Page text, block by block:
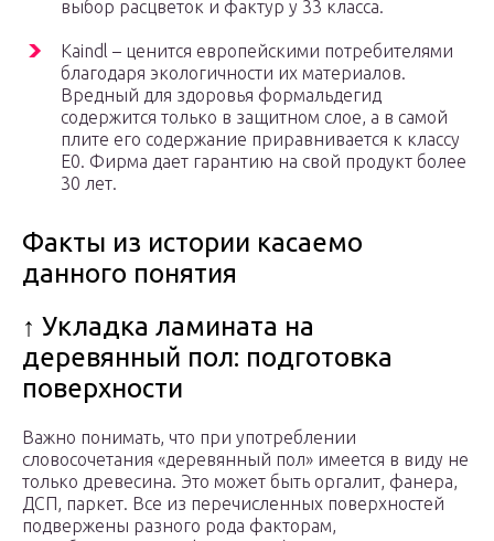
выбор расцветок и фактур у 33 класса.
Kaindl – ценится европейскими потребителями
благодаря экологичности их материалов.
Вредный для здоровья формальдегид
содержится только в защитном слое, а в самой
плите его содержание приравнивается к классу
Е0. Фирма дает гарантию на свой продукт более
30 лет.
Факты из истории касаемо
данного понятия
↑ Укладка ламината на
деревянный пол: подготовка
поверхности
Важно понимать, что при употреблении
словосочетания «деревянный пол» имеется в виду не
только древесина. Это может быть оргалит, фанера,
ДСП, паркет. Все из перечисленных поверхностей
подвержены разного рода факторам,